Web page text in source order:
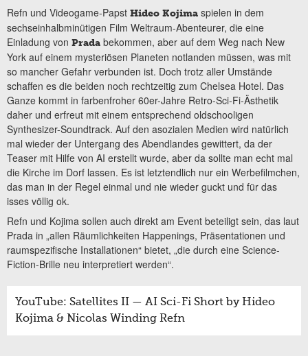
Refn und Videogame-Papst Hideo Kojima spielen in dem
sechseinhalbminütigen Film Weltraum-Abenteurer, die eine
Einladung von Prada bekommen, aber auf dem Weg nach New
York auf einem mysteriösen Planeten notlanden müssen, was mit
so mancher Gefahr verbunden ist. Doch trotz aller Umstände
schaffen es die beiden noch rechtzeitig zum Chelsea Hotel. Das
Ganze kommt in farbenfroher 60er-Jahre Retro-Sci-Fi-Ästhetik
daher und erfreut mit einem entsprechend oldschooligen
Synthesizer-Soundtrack. Auf den asozialen Medien wird natürlich
mal wieder der Untergang des Abendlandes gewittert, da der
Teaser mit Hilfe von AI erstellt wurde, aber da sollte man echt mal
die Kirche im Dorf lassen. Es ist letztendlich nur ein Werbefilmchen,
das man in der Regel einmal und nie wieder guckt und für das
isses völlig ok.
Refn und Kojima sollen auch direkt am Event beteiligt sein, das laut
Prada in „allen Räumlichkeiten Happenings, Präsentationen und
raumspezifische Installationen“ bietet, „die durch eine Science-
Fiction-Brille neu interpretiert werden“.
YouTube: Satellites II — AI Sci-Fi Short by Hideo
Kojima & Nicolas Winding Refn